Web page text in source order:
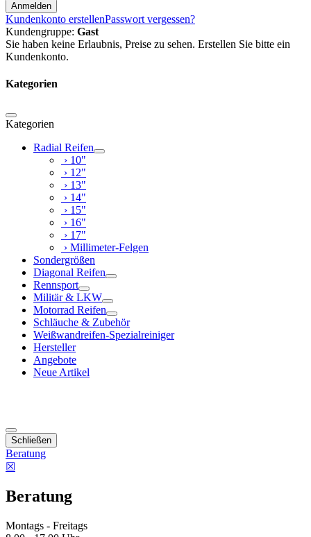
Anmelden
Kundenkonto erstellenPasswort vergessen?
Kundengruppe: Gast
Sie haben keine Erlaubnis, Preise zu sehen. Erstellen Sie bitte ein
Kundenkonto.
Kategorien
Kategorien
Radial Reifen
› 10"
› 12"
› 13"
› 14"
› 15"
› 16"
› 17"
› Millimeter-Felgen
Sondergrößen
Diagonal Reifen
Rennsport
Militär & LKW
Motorrad Reifen
Schläuche & Zubehör
Weißwandreifen-Spezialreiniger
Hersteller
Angebote
Neue Artikel
Schließen
Beratung
☒
Beratung
Montags - Freitags